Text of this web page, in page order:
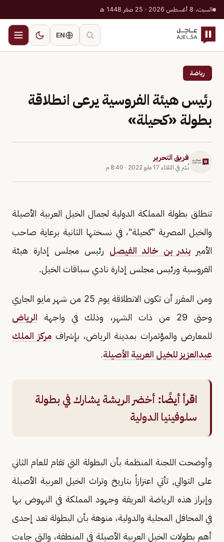
السبت، 8 أغسطس 2026 · 25 صفر 1448 هـ
EN
رياضة
رئيس هيئة الفروسية يرعى انطلاقة
بطولة «كحيلة»
فريق التحرير
نُشر في الثلاثاء 17 مايو 2022 · 8:40 م
تنطلق بطولة المملكة الدولية لجمال الخيل العربية الأصيلة
والخيل المصرية "كحيلة"، في نسختها الثانية برعاية صاحب
الأمير بندر بن خالد الفيصل رئيس مجلس إدارة هيئة
الفروسية ورئيس مجلس إدارة نادي سباقات الخيل.
ومن المقرر أن تكون الانطلاقة يوم 25 من شهر مايو الجاري
وحتى 29 من ذات الشهر، وذلك في واجهة
الرياض
للمعارض والمؤتمرات بمدينة الرياض، بإشرافمركز الملك
عبدالعزيز للخيل العربية الأصيلة.
اقرأ أيضًا: أخضر الريشة يشارك في بطولة
سلوفينيا الدولية
وأوضحت اللجنة المنظمة بأن البطولة التي تقام للعام الثاني
على التوالي, تأتي اعتزازاً بتاريخ وتراث الخيل العربية الأصيلة
وإبراز هذه الرياضة العريقة وجهود المملكة في النهوض بها
في المحافل المحلية والدولية، منوهة بأن البطولة تعد إحدى
أهم بطولات الخيل العربية الأصيلة في المنطقة، والتي جاءت